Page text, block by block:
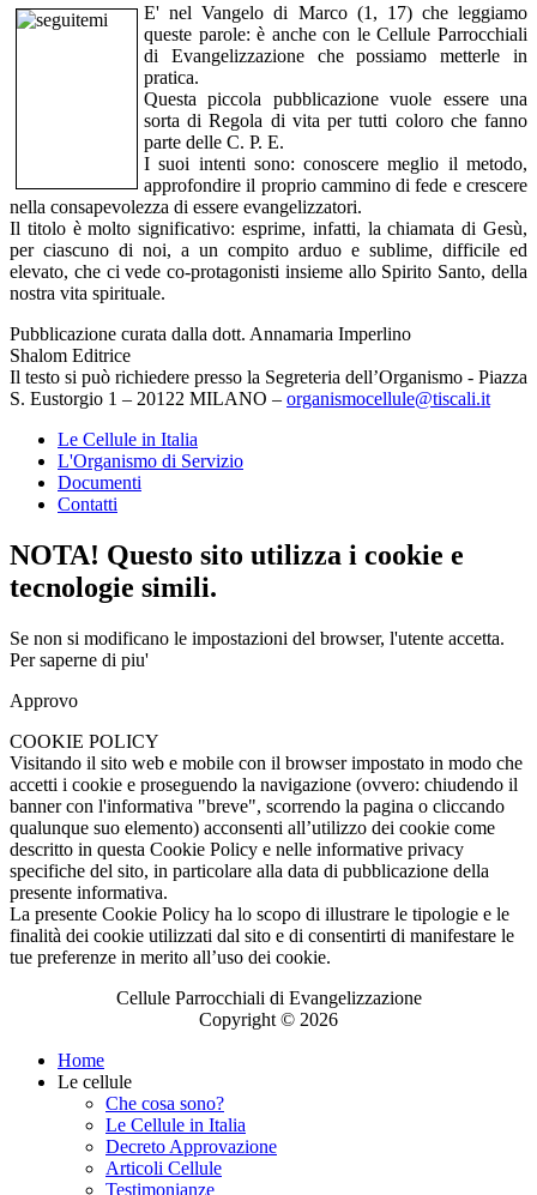
E' nel Vangelo di Marco (1, 17) che leggiamo
queste parole: è anche con le Cellule Parrocchiali
di Evangelizzazione che possiamo metterle in
pratica.
Questa piccola pubblicazione vuole essere una
sorta di Regola di vita per tutti coloro che fanno
parte delle C. P. E.
I suoi intenti sono: conoscere meglio il metodo,
approfondire il proprio cammino di fede e crescere
nella consapevolezza di essere evangelizzatori.
Il titolo è molto significativo: esprime, infatti, la chiamata di Gesù,
per ciascuno di noi, a un compito arduo e sublime, difficile ed
elevato, che ci vede co-protagonisti insieme allo Spirito Santo, della
nostra vita spirituale.
Pubblicazione curata dalla dott. Annamaria Imperlino
Shalom Editrice
Il testo si può richiedere presso la Segreteria dell’Organismo - Piazza
S. Eustorgio 1 – 20122 MILANO – organismocellule@tiscali.it
Le Cellule in Italia
L'Organismo di Servizio
Documenti
Contatti
NOTA! Questo sito utilizza i cookie e
tecnologie simili.
Se non si modificano le impostazioni del browser, l'utente accetta.
Per saperne di piu'
Approvo
COOKIE POLICY
Visitando il sito web e mobile con il browser impostato in modo che
accetti i cookie e proseguendo la navigazione (ovvero: chiudendo il
banner con l'informativa "breve", scorrendo la pagina o cliccando
qualunque suo elemento) acconsenti all’utilizzo dei cookie come
descritto in questa Cookie Policy e nelle informative privacy
specifiche del sito, in particolare alla data di pubblicazione della
presente informativa.
La presente Cookie Policy ha lo scopo di illustrare le tipologie e le
finalità dei cookie utilizzati dal sito e di consentirti di manifestare le
tue preferenze in merito all’uso dei cookie.
Cellule Parrocchiali di Evangelizzazione
Copyright © 2026
Home
Le cellule
Che cosa sono?
Le Cellule in Italia
Decreto Approvazione
Articoli Cellule
Testimonianze